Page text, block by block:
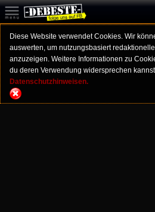
Diese Website verwendet Cookies. Wir
auswerten, um nutzungsbasiert
anzuzeigen. Weitere Informationen zu
du deren Verwendung widersprechen
Datenschutzhinweisen.